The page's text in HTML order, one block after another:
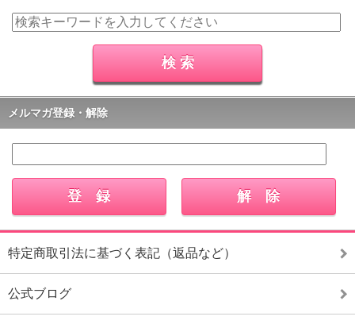
メルマガ登録・解除
特定商取引法に基づく表記（返品など）
公式ブログ